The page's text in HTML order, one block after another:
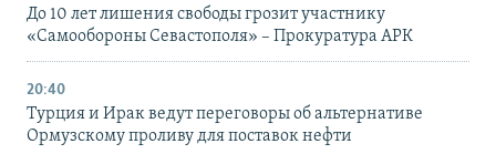
До 10 лет лишения свободы грозит участнику
«Самообороны Севастополя» – Прокуратура АРК
20:40
Турция и Ирак ведут переговоры об альтернативе
Ормузскому проливу для поставок нефти